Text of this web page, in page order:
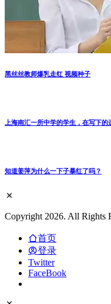
黑丝丝教师爆乳走红 视频种子